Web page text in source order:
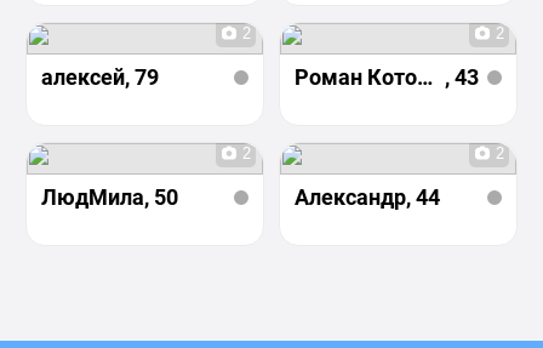
2
алексей, 79
2
Роман Котовсков , 43
2
ЛюдМила, 50
2
Александр, 44